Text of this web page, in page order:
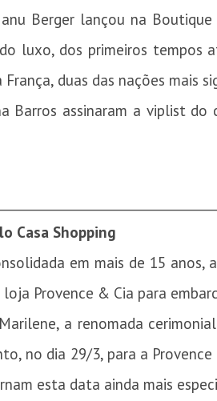
Berger lançou na
luxo, dos primeiros
duas das nações mais
Barros assinaram a viplist
Casa Shopping
em mais de 15
Provence & Cia para
a renomada
no dia 29/3, para a
esta data ainda mais